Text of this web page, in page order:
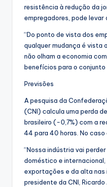
resistência à redução da
empregadores, pode
“Do ponto de vista dos
qualquer mudança é vista
não olham a economia
benefícios para o
Previsões
A pesquisa da
(CNI) calcula uma perda
brasileiro (-0,7%) com a
44 para 40 horas. No caso
“Nossa indústria vai
doméstico e
exportações e da alta
presidente da CNI, Ricardo